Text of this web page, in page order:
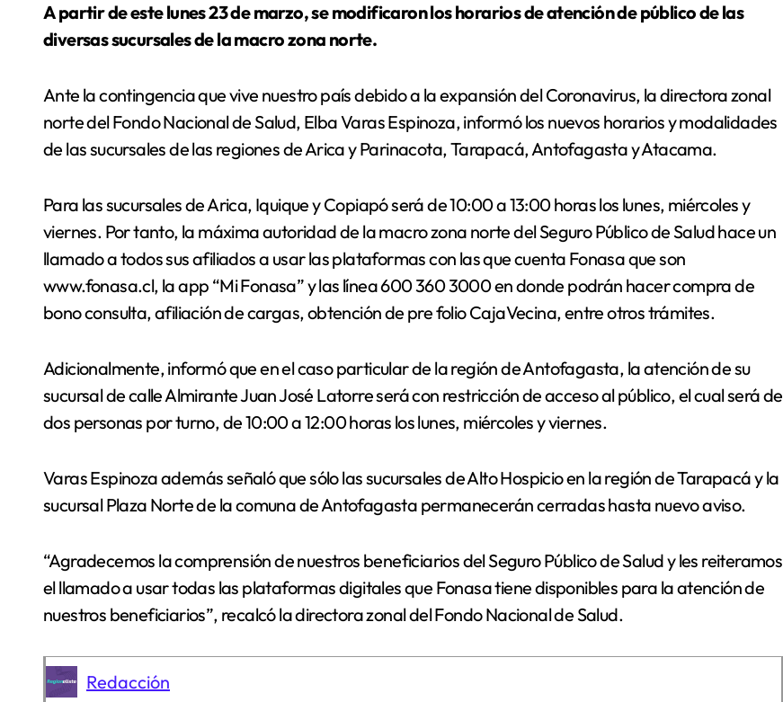
A partir de este lunes 23 de marzo, se modificaron los horarios de atención de público de las
diversas sucursales de la macro zona norte.
Ante la contingencia que vive nuestro país debido a la expansión del Coronavirus, la directora zonal
norte del Fondo Nacional de Salud, Elba Varas Espinoza, informó los nuevos horarios y modalidades
de las sucursales de las regiones de Arica y Parinacota, Tarapacá, Antofagasta y Atacama.
Para las sucursales de Arica, Iquique y Copiapó será de 10:00 a 13:00 horas los lunes, miércoles y
viernes. Por tanto, la máxima autoridad de la macro zona norte del Seguro Público de Salud hace un
llamado a todos sus afiliados a usar las plataformas con las que cuenta Fonasa que son
www.fonasa.cl, la app “Mi Fonasa” y las línea 600 360 3000 en donde podrán hacer compra de
bono consulta, afiliación de cargas, obtención de pre folio CajaVecina, entre otros trámites.
Adicionalmente, informó que en el caso particular de la región de Antofagasta, la atención de su
sucursal de calle Almirante Juan José Latorre será con restricción de acceso al público, el cual será de
dos personas por turno, de 10:00 a 12:00 horas los lunes, miércoles y viernes.
Varas Espinoza además señaló que sólo las sucursales de Alto Hospicio en la región de Tarapacá y la
sucursal Plaza Norte de la comuna de Antofagasta permanecerán cerradas hasta nuevo aviso.
“Agradecemos la comprensión de nuestros beneficiarios del Seguro Público de Salud y les reiteramos
el llamado a usar todas las plataformas digitales que Fonasa tiene disponibles para la atención de
nuestros beneficiarios”, recalcó la directora zonal del Fondo Nacional de Salud.
Redacción